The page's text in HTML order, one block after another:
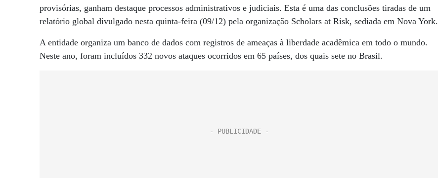
provisórias, ganham destaque processos administrativos e judiciais. Esta é uma das conclusões tiradas de um
relatório global divulgado nesta quinta-feira (09/12) pela organização Scholars at Risk, sediada em Nova York.
A entidade organiza um banco de dados com registros de ameaças à liberdade acadêmica em todo o mundo.
Neste ano, foram incluídos 332 novos ataques ocorridos em 65 países, dos quais sete no Brasil.